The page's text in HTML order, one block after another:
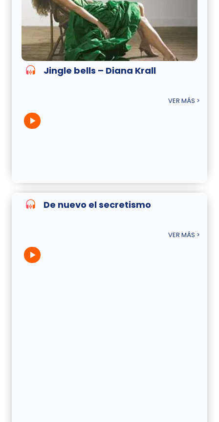
Jingle bells – Diana Krall
VER MÁS >
De nuevo el secretismo
VER MÁS >